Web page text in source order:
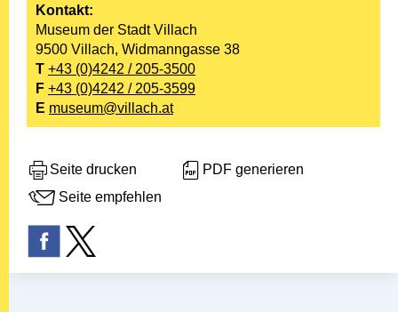
Kontakt:
Museum der Stadt Villach
9500 Villach, Widmanngasse 38
T +43 (0)4242 / 205-3500
F +43 (0)4242 / 205-3599
E museum@villach.at
Seite drucken
PDF generieren
Seite empfehlen